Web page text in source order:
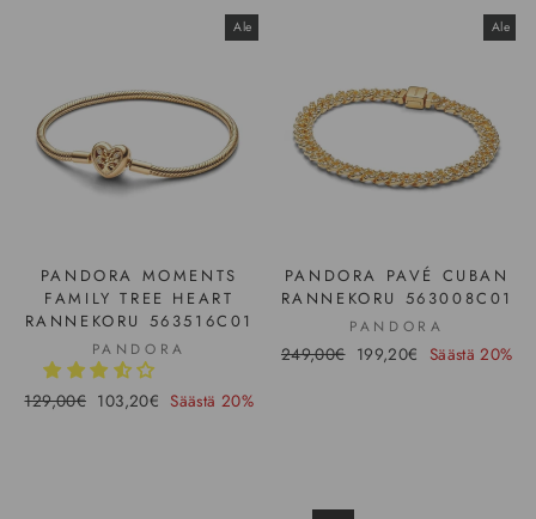
Ale
PANDORA MOMENTS
FAMILY TREE HEART
RANNEKORU 563516C01
PANDORA
Hinta
129,00€ Ale-
103,20€ Säästä 20%
Ale
PANDORA PAVÉ CUBAN
RANNEKORU 563008C01
PANDORA
Hinta
249,00€ Ale-
199,20€ Säästä 20%